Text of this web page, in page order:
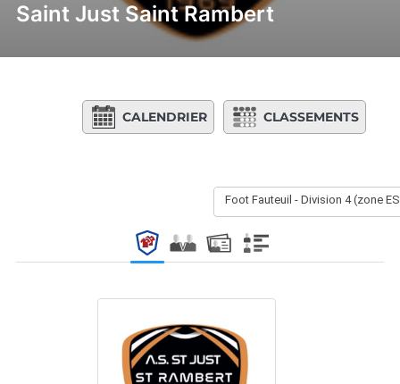
Saint Just Saint Rambert
CALENDRIER CLASSEMENTS
Foot Fauteuil - Division 4 (zone